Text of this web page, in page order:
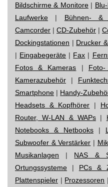
Bildschirme & Monitore|
Laufwerke | Bühnen- &
Camcorder | CD-Zubehör |
Dockingstationen | Drucker
| Eingabegeräte | Fax |
Fotos & Kameras |
Kamerazubehör |
Smartphone | Handy-
Headsets & Kopfhörer |
Router, W-LAN & WAPs |
Notebooks & Netbooks |
Subwoofer & Verstärker |
Musikanlagen | NAS &
Ortungssysteme | PCs &
Plattenspieler | Prozessoren |